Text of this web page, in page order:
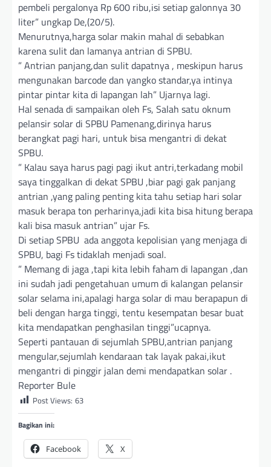
pembeli pergalonya Rp 600 ribu,isi setiap galonnya 30
liter” ungkap De,(20/5).
Menurutnya,harga solar makin mahal di sebabkan
karena sulit dan lamanya antrian di SPBU.
” Antrian panjang,dan sulit dapatnya , meskipun harus
mengunakan barcode dan yangko standar,ya intinya
pintar pintar kita di lapangan lah” Ujarnya lagi.
Hal senada di sampaikan oleh Fs, Salah satu oknum
pelansir solar di SPBU Pamenang,dirinya harus
berangkat pagi hari, untuk bisa mengantri di dekat
SPBU.
” Kalau saya harus pagi pagi ikut antri,terkadang mobil
saya tinggalkan di dekat SPBU ,biar pagi gak panjang
antrian ,yang paling penting kita tahu setiap hari solar
masuk berapa ton perharinya,jadi kita bisa hitung berapa
kali bisa masuk antrian” ujar Fs.
Di setiap SPBU ada anggota kepolisian yang menjaga di
SPBU, bagi Fs tidaklah menjadi soal.
” Memang di jaga ,tapi kita lebih faham di lapangan ,dan
ini sudah jadi pengetahuan umum di kalangan pelansir
solar selama ini,apalagi harga solar di mau berapapun di
beli dengan harga tinggi, tentu kesempatan besar buat
kita mendapatkan penghasilan tinggi”ucapnya.
Seperti pantauan di sejumlah SPBU,antrian panjang
mengular,sejumlah kendaraan tak layak pakai,ikut
mengantri di pinggir jalan demi mendapatkan solar .
Reporter Bule
Post Views: 63
Bagikan ini:
Facebook X